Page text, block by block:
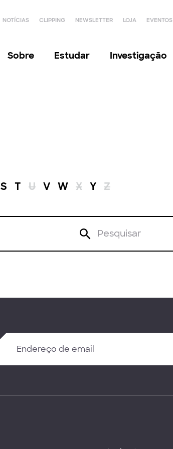
NOTÍCIAS CLIPPING NEWSLETTER LOJA EVENTOS
Sobre Estudar Investigação
S T U V W X Y Z